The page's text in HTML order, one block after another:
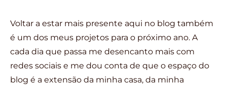
Voltar a estar mais presente aqui no blog também
é um dos meus projetos para o próximo ano. A
cada dia que passa me desencanto mais com
redes sociais e me dou conta de que o espaço do
blog é a extensão da minha casa, da minha